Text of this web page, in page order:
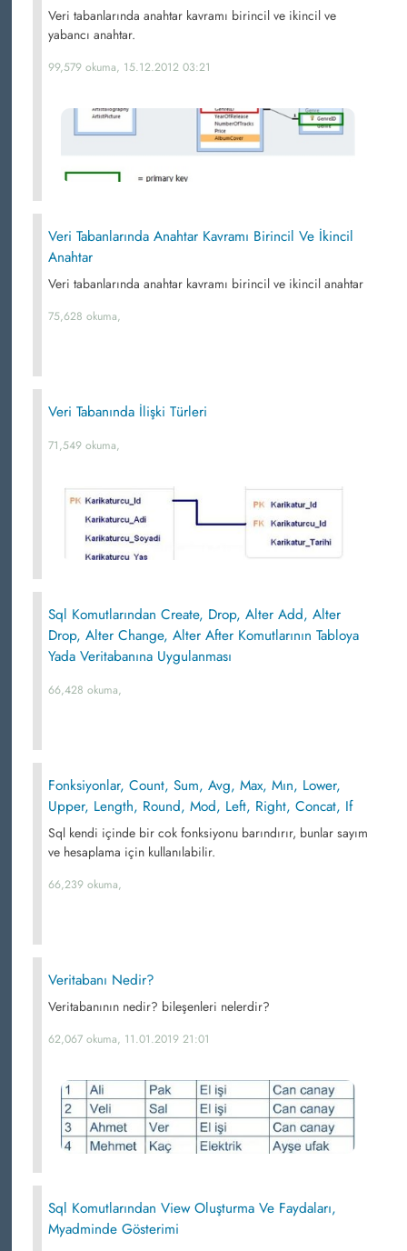
Veri tabanlarında anahtar kavramı birincil ve ikincil ve
yabancı anahtar.
99,579 okuma, 15.12.2012 03:21
Veri Tabanlarında Anahtar Kavramı Birincil Ve İkincil
Anahtar
Veri tabanlarında anahtar kavramı birincil ve ikincil anahtar
75,628 okuma,
Veri Tabanında İlişki Türleri
71,549 okuma,
Sql Komutlarından Create, Drop, Alter Add, Alter
Drop, Alter Change, Alter After Komutlarının Tabloya
Yada Veritabanına Uygulanması
66,428 okuma,
Fonksiyonlar, Count, Sum, Avg, Max, Mın, Lower,
Upper, Length, Round, Mod, Left, Right, Concat, If
Sql kendi içinde bir cok fonksiyonu barındırır, bunlar sayım
ve hesaplama için kullanılabilir.
66,239 okuma,
Veritabanı Nedir?
Veritabanının nedir? bileşenleri nelerdir?
62,067 okuma, 11.01.2019 21:01
Sql Komutlarından View Oluşturma Ve Faydaları,
Myadminde Gösterimi